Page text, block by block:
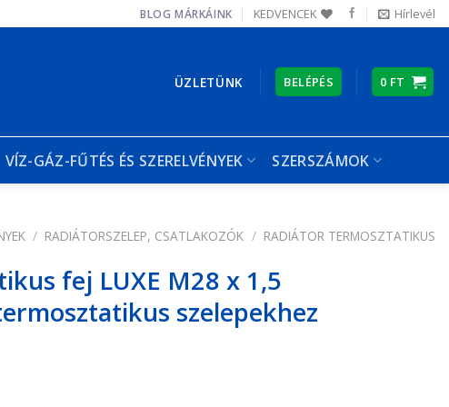
BLOG MÁRKÁINK KEDVENCEK Hírlevél
ÜZLETÜNK BELÉPÉS 0 FT
VÍZ-GÁZ-FŰTÉS ÉS SZERELVÉNYEK SZERSZÁMOK
/ RADIÁTORSZELEP, CSATLAKOZÓK / RADIÁTOR TERMOSZTATIKUS
fej LUXE M28 x 1,5
szelepekhez